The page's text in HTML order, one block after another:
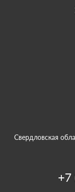
Свердловская
+7